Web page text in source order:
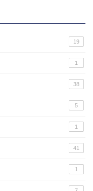
19
1
38
5
1
41
1